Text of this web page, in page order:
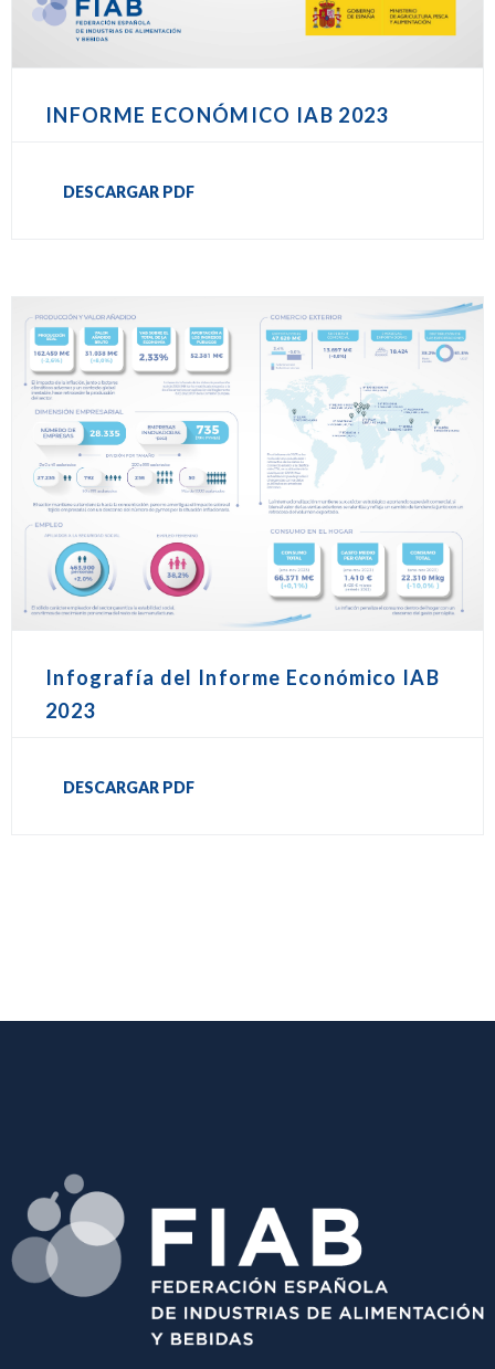
INFORME ECONÓMICO IAB 2023
DESCARGAR PDF
Infografía del Informe Económico IAB
2023
DESCARGAR PDF